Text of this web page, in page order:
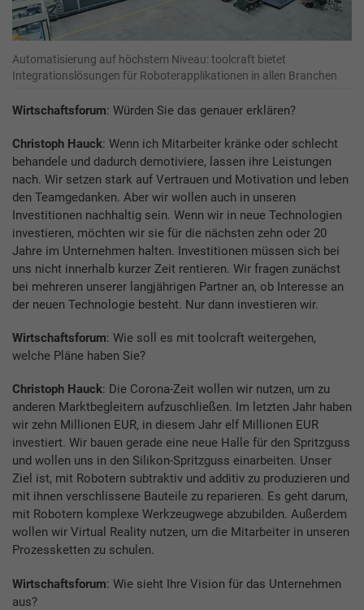
Automatisierung auf höchstem Niveau: toolcraft bietet
Integrationslösungen für Roboterapplikationen in allen Branchen
Wirtschaftsforum: Würden Sie das genauer erklären?
Christoph Hauck: Wenn ich Mitarbeiter kränke oder schlecht
behandele und dadurch demotiviere, lassen ihre Leistungen
nach. Wir setzen stark auf Vertrauen und Motivation und leben
den Teamgedanken. Aber wir wollen auch in unseren
Investitionen nachhaltig sein. Wenn wir in neue Technologien
investieren, möchten wir sie für die nächsten zehn oder 20
Jahre im Unternehmen halten. Investitionen müssen sich bei
uns nicht innerhalb kurzer Zeit rentieren. Wir fragen zunächst
bei mehreren unserer langjährigen Partner an, ob Interesse an
der neuen Technologie besteht. Nur dann investieren wir.
Wirtschaftsforum: Wie soll es mit toolcraft weitergehen,
welche Pläne haben Sie?
Christoph Hauck: Die Corona-Zeit wollen wir nutzen, um zu
anderen Marktbegleitern aufzuschließen. Im letzten Jahr haben
wir zehn Millionen EUR, in diesem Jahr elf Millionen EUR
investiert. Wir bauen gerade eine neue Halle für den Spritzguss
und wollen uns in den Silikon-Spritzguss einarbeiten. Unser
Ziel ist, mit Robotern subtraktiv und additiv zu produzieren und
mit ihnen verschlissene Bauteile zu reparieren. Es geht darum,
mit Robotern komplexe Werkzeugwege abzubilden. Außerdem
wollen wir Virtual Reality nutzen, um die Mitarbeiter in unseren
Prozessketten zu schulen.
Wirtschaftsforum: Wie sieht Ihre Vision für das Unternehmen
aus?